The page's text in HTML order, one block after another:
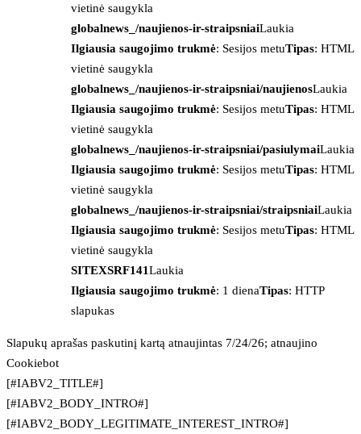
vietinė saugykla
globalnews_/naujienos-ir-straipsniaiLaukia
Ilgiausia saugojimo trukmė: Sesijos metuTipas: HTML
vietinė saugykla
globalnews_/naujienos-ir-straipsniai/naujienosLaukia
Ilgiausia saugojimo trukmė: Sesijos metuTipas: HTML
vietinė saugykla
globalnews_/naujienos-ir-straipsniai/pasiulymaiLaukia
Ilgiausia saugojimo trukmė: Sesijos metuTipas: HTML
vietinė saugykla
globalnews_/naujienos-ir-straipsniai/straipsniaiLaukia
Ilgiausia saugojimo trukmė: Sesijos metuTipas: HTML
vietinė saugykla
SITEXSRF141Laukia
Ilgiausia saugojimo trukmė: 1 dienaTipas: HTTP
slapukas
Slapukų aprašas paskutinį kartą atnaujintas 7/24/26; atnaujino
Cookiebot
[#IABV2_TITLE#]
[#IABV2_BODY_INTRO#]
[#IABV2_BODY_LEGITIMATE_INTEREST_INTRO#]